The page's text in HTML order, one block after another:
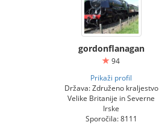
gordonflanagan
94
Prikaži profil
Država: Združeno kraljestvo
Velike Britanije in Severne
Irske
Sporočila: 8111